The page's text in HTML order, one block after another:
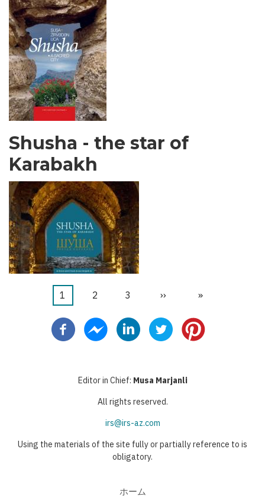
Shusha - the star of
Karabakh
カ
ン
1
ペ
ジ
2
ペ
ジ
3
次
ー
››
最
ペ
»
Editor in Chief: Musa Marjanli
All rights reserved.
irs@irs-az.com
Using the materials of the site fully or partially reference to is
obligatory.
ホーム